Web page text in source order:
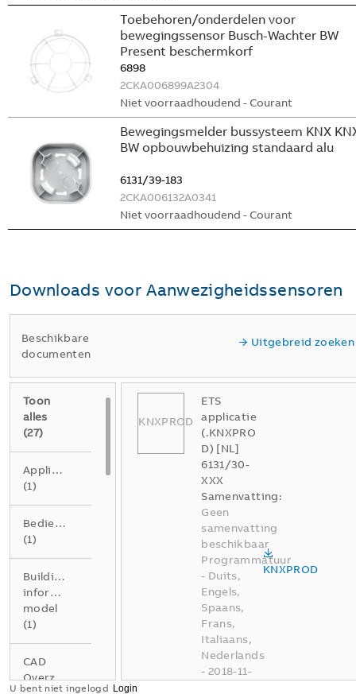
Toebehoren/onderdelen voor
bewegingssensor Busch-Wachter BW
Present beschermkorf
6898
2CKA006899A2304
Niet voorraadhoudend - Courant
Bewegingsmelder bussysteem KNX
BW opbouwbehuizing standaard alu
6131/39-183
2CKA006132A0341
Niet voorraadhoudend - Courant
Downloads voor Aanwezigheidssensoren
Beschikbare
documenten
Uitgebreid zoeken
Toon
alles
(27)
Applicatienota
(1)
Bedieningshandleiding
(1)
Building
information
model
(1)
CAD
Overzichtstekening
KNXPROD
ETS
applicatie
(.KNXPRO
D) [NL]
6131/30-
XXX
Samenvatting:
Geen
samenvatting
beschikbaar
Programmatuur
- Duits,
Engels,
Spaans,
Frans,
Italiaans,
Nederlands
-2018-11-
KNXPROD
U bent niet ingelogd